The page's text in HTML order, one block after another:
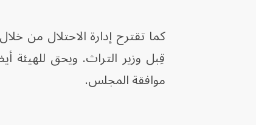
كما تقترح إدارة الاحتلال من
قِبل وزير التراث. ويحق للهيئة
موافقة المجلس.